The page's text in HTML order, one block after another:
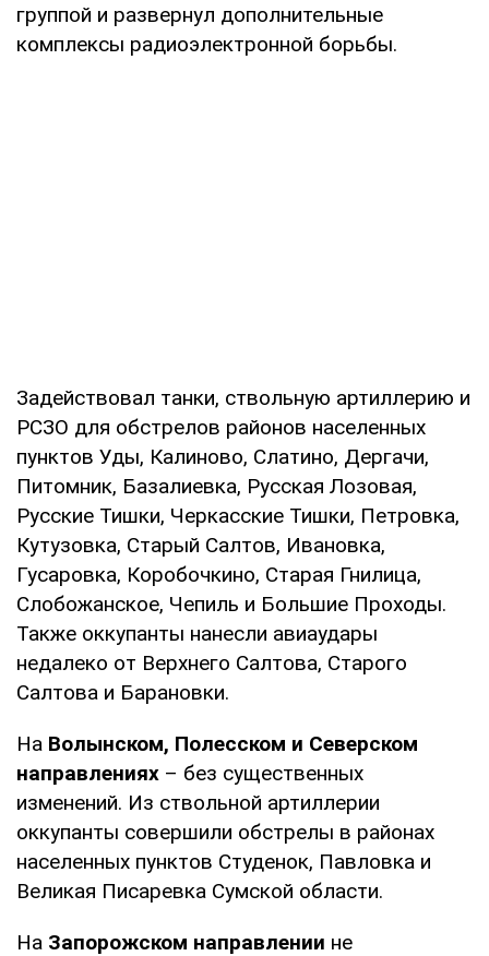
группой и развернул дополнительные
комплексы радиоэлектронной борьбы.
Задействовал танки, ствольную артиллерию и
РСЗО для обстрелов районов населенных
пунктов Уды, Калиново, Слатино, Дергачи,
Питомник, Базалиевка, Русская Лозовая,
Русские Тишки, Черкасские Тишки, Петровка,
Кутузовка, Старый Салтов, Ивановка,
Гусаровка, Коробочкино, Старая Гнилица,
Слобожанское, Чепиль и Большие Проходы.
Также оккупанты нанесли авиаудары
недалеко от Верхнего Салтова, Старого
Салтова и Барановки.
На Волынском, Полесском и Северском
направлениях – без существенных
изменений. Из ствольной артиллерии
оккупанты совершили обстрелы в районах
населенных пунктов Студенок, Павловка и
Великая Писаревка Сумской области.
На Запорожском направлении не